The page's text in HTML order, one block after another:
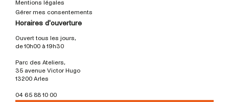
Mentions légales
Gérer mes consentements
Horaires d'ouverture
Ouvert tous les jours,
de 10h00 à 19h30
Parc des Ateliers,
35 avenue Victor Hugo
13200 Arles
04 65 88 10 00